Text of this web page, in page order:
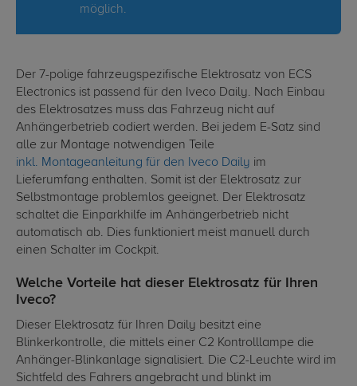
möglich.
Der 7-polige fahrzeugspezifische Elektrosatz von ECS
Electronics ist passend für den Iveco Daily. Nach Einbau
des Elektrosatzes muss das Fahrzeug nicht auf
Anhängerbetrieb codiert werden. Bei jedem E-Satz sind
alle zur Montage notwendigen Teile
inkl. Montageanleitung für den Iveco Daily im
Lieferumfang enthalten. Somit ist der Elektrosatz zur
Selbstmontage problemlos geeignet. Der Elektrosatz
schaltet die Einparkhilfe im Anhängerbetrieb nicht
automatisch ab. Dies funktioniert meist manuell durch
einen Schalter im Cockpit.
Welche Vorteile hat dieser Elektrosatz für Ihren
Iveco?
Dieser Elektrosatz für Ihren Daily besitzt eine
Blinkerkontrolle, die mittels einer C2 Kontrolllampe die
Anhänger-Blinkanlage signalisiert. Die C2-Leuchte wird im
Sichtfeld des Fahrers angebracht und blinkt im